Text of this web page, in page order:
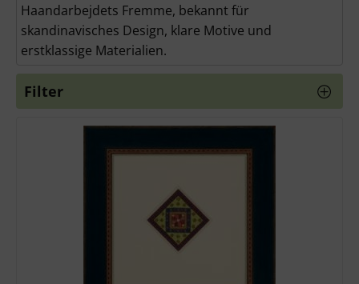
Knüpfpackungen
Ausverkauf
Haandarbejdets Fremme, bekannt für
skandinavisches Design, klare Motive und
erstklassige Materialien.
Filter